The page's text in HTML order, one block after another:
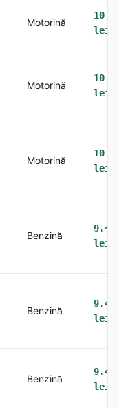
Motorină
lei
Motorină
lei
Motorină
lei
Benzină
9.42
lei
Benzină
9.42
lei
Benzină
9.42
lei